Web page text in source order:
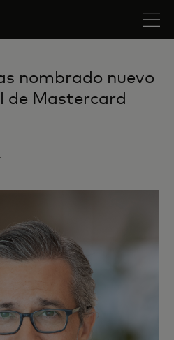
nombrado nuevo
de Mastercard